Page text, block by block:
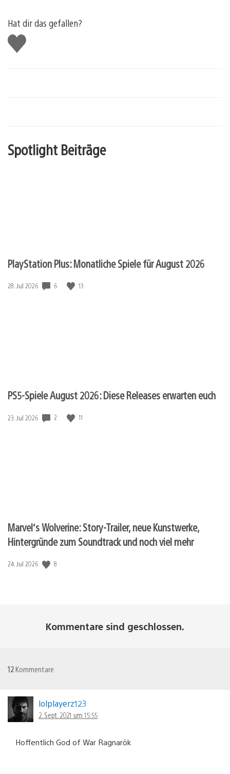
Hat dir das gefallen?
Gefällt
mir
Spotlight Beiträge
PlayStation Plus: Monatliche Spiele für August 2026
Veröffentlichungsdatum:
28. Jul 2026 6 13
PS5-Spiele August 2026: Diese Releases erwarten euch
Veröffentlichungsdatum:
23. Jul 2026 2 11
Marvel‘s Wolverine: Story-Trailer, neue Kunstwerke,
Hintergründe zum Soundtrack und noch viel mehr
Veröffentlichungsdatum:
24. Jul 2026 8
Kommentare sind geschlossen.
12 Kommentare
lolplayerz123
2. Sept. 2021 um 15:55
Hoffentlich God of War Ragnarök